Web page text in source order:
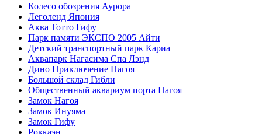
Колесо обозрения Аурора
Леголенд Япония
Аква Тотто Гифу
Парк памяти ЭКСПО 2005 Айти
Детский транспортный парк Кариа
Аквапарк Нагасима Спа Лэнд
Дино Приключение Нагоя
Большой склад Гибли
Общественный аквариум порта Нагоя
Замок Нагоя
Замок Инуяма
Замок Гифу
Роккаэн